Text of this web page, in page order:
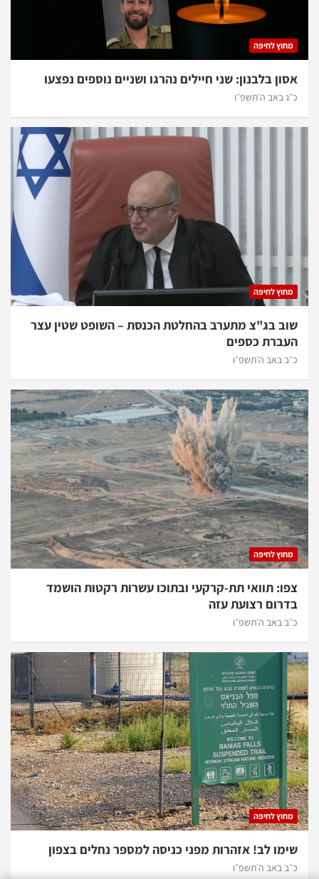
מחוץ לחיפה
אסון בלבנון: שני חיילים נהרגו ושניים נוספים נפצעו
כ״ג באב ה׳תשפ״ו
מחוץ לחיפה
שוב בג"צ מתערב בהחלטת הכנסת – השופט שטין עצר
העברת כספים
כ״ב באב ה׳תשפ״ו
מחוץ לחיפה
צפו: תוואי תת-קרקעי ובתוכו עשרות רקטות הושמד
בדרום רצועת עזה
כ״ב באב ה׳תשפ״ו
מחוץ לחיפה
שימו לב! אזהרות מפני כניסה למספר נחלים בצפון
כ״ב באב ה׳תשפ״ו